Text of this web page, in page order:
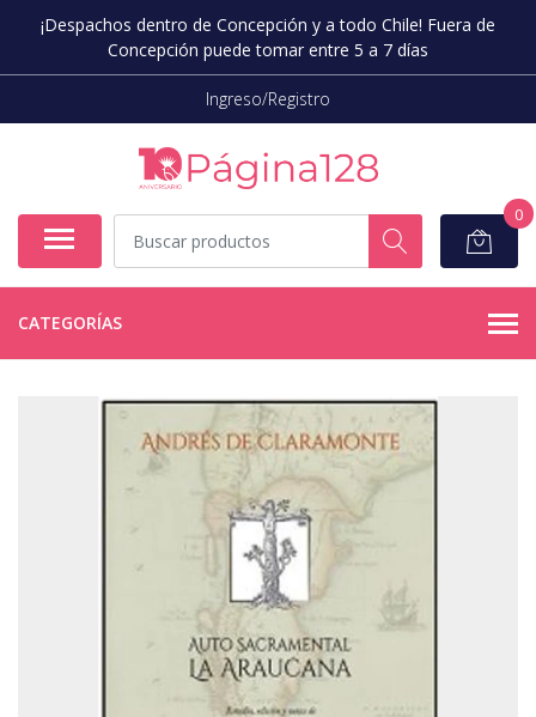
¡Despachos dentro de Concepción y a todo Chile! Fuera de
Concepción puede tomar entre 5 a 7 días
Ingreso/Registro
0
CATEGORÍAS